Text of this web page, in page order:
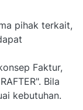
pihak terkait,
Faktur,
Bila
kebutuhan.